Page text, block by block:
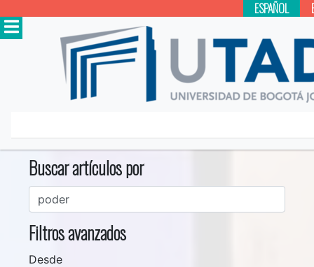
ESPAÑOL
Buscar artículos por
Filtros avanzados
Desde